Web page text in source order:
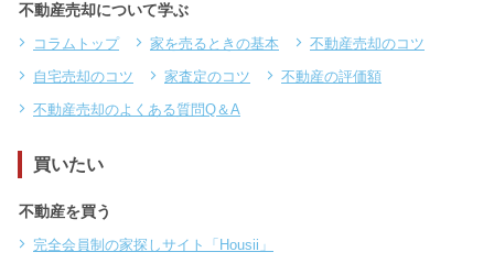
不動産売却について学ぶ
コラムトップ 家を売るときの基本
不動産売却のコツ
自宅売却のコツ
家査定のコツ
不動産の評価額
不動産売却のよくある質問Q＆A
買いたい
不動産を買う
完全会員制の家探しサイト「Housii」